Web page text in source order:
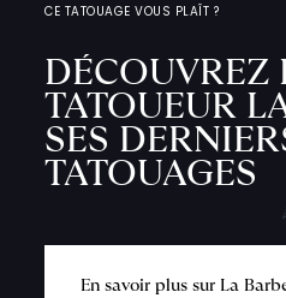
CE TATOUAGE VOUS PLAÎT ?
DÉCOUVREZ
TATOUEUR
SES
TATOUAGES
En savoir plus sur La Barb